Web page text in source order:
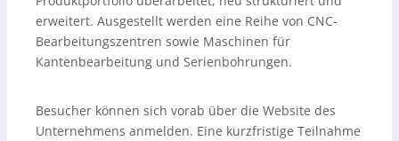
erweitert. Ausgestellt werden eine Reihe von CNC-
Bearbeitungszentren sowie Maschinen für
Kantenbearbeitung und Serienbohrungen.
Besucher können sich vorab über die Website des
Unternehmens anmelden. Eine kurzfristige Teilnahme